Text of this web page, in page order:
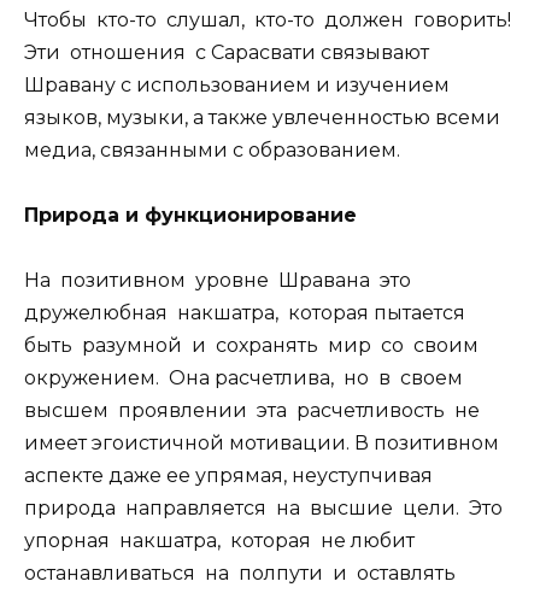
Чтобы кто-то слушал, кто-то должен говорить!
Эти отношения с Сарасвати связывают
Шравану с использованием и изучением
языков, музыки, а также увлеченностью всеми
медиа, связанными с образованием.
Природа и функционирование
На позитивном уровне Шравана это
дружелюбная накшатра, которая пытается
быть разумной и сохранять мир со своим
окружением. Она расчетлива, но в своем
высшем проявлении эта расчетливость не
имеет эгоистичной мотивации. В позитивном
аспекте даже ее упрямая, неуступчивая
природа направляется на высшие цели. Это
упорная накшатра, которая не любит
останавливаться на полпути и оставлять